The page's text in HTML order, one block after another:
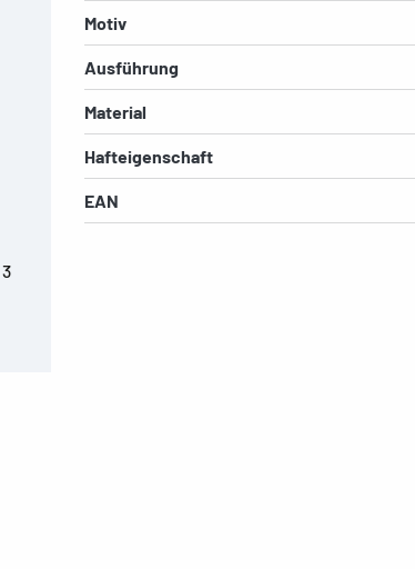
Motiv
Ausführung
Material
Hafteigenschaft
EAN